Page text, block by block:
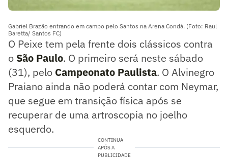
Gabriel Brazão entrando em campo pelo Santos na Arena Condá. (Foto: Raul
Baretta/ Santos FC)
O Peixe tem pela frente dois clássicos contra
o São Paulo. O primeiro será neste sábado
(31), pelo Campeonato Paulista. O Alvinegro
Praiano ainda não poderá contar com Neymar,
que segue em transição física após se
recuperar de uma artroscopia no joelho
esquerdo.
CONTINUA
APÓS A
PUBLICIDADE